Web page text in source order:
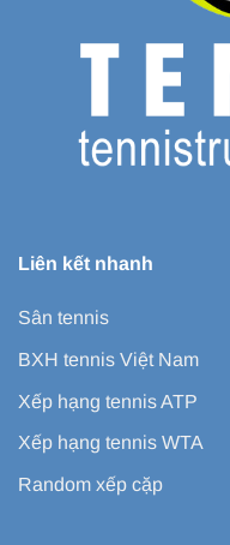
Liên kết nhanh
Sân tennis
BXH tennis Việt Nam
Xếp hạng tennis ATP
Xếp hạng tennis WTA
Random xếp cặp